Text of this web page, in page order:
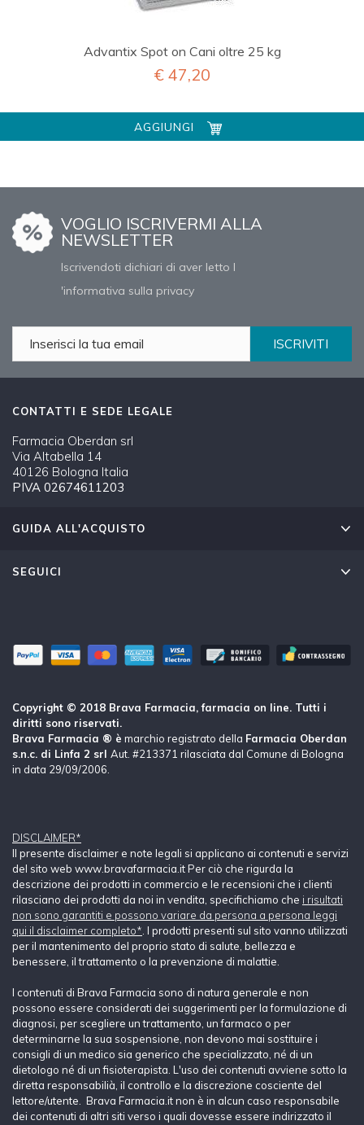
Advantix Spot on Cani oltre 25 kg
€ 47,20
AGGIUNGI
VOGLIO ISCRIVERMI ALLA
NEWSLETTER
Iscrivendoti dichiari di aver letto l
'informativa sulla privacy
ISCRIVITI
CONTATTI E SEDE LEGALE
Farmacia Oberdan srl
Via Altabella 14
40126 Bologna Italia
PIVA 02674611203
GUIDA ALL'ACQUISTO
SEGUICI
Copyright © 2018 Brava Farmacia, farmacia on line. Tutti i
diritti sono riservati.
Brava Farmacia ® è marchio registrato della Farmacia Oberdan
s.n.c. di Linfa 2 srl Aut. #213371 rilasciata dal Comune di Bologna
in data 29/09/2006.
DISCLAIMER*
Il presente disclaimer e note legali si applicano ai contenuti e servizi
del sito web www.bravafarmacia.it Per ciò che rigurda la
descrizione dei prodotti in commercio e le recensioni che i clienti
rilasciano dei prodotti da noi in vendita, specifichiamo che i risultati
non sono garantiti e possono variare da persona a persona leggi
qui il disclaimer completo* . I prodotti presenti sul sito vanno utilizzati
per il mantenimento del proprio stato di salute, bellezza e
benessere, il trattamento o la prevenzione di malattie.
I contenuti di Brava Farmacia sono di natura generale e non
possono essere considerati dei suggerimenti per la formulazione di
diagnosi, per scegliere un trattamento, un farmaco o per
determinarne la sua sospensione, non devono mai sostituire i
consigli di un medico sia generico che specializzato, né di un
dietologo né di un fisioterapista. L'uso dei contenuti avviene sotto la
diretta responsabilià, il controllo e la discrezione cosciente del
lettore/utente. Brava Farmacia.it non è in alcun caso responsabile
dei contenuti di altri siti verso i quali dovesse essere indirizzato il